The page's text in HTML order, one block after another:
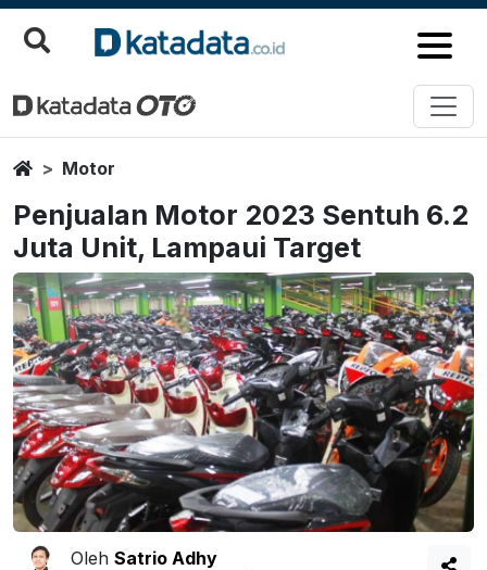
HomeMotor
Penjualan Motor 2023 Sentuh 6.2
Juta Unit, Lampaui Target
Oleh Satrio Adhy